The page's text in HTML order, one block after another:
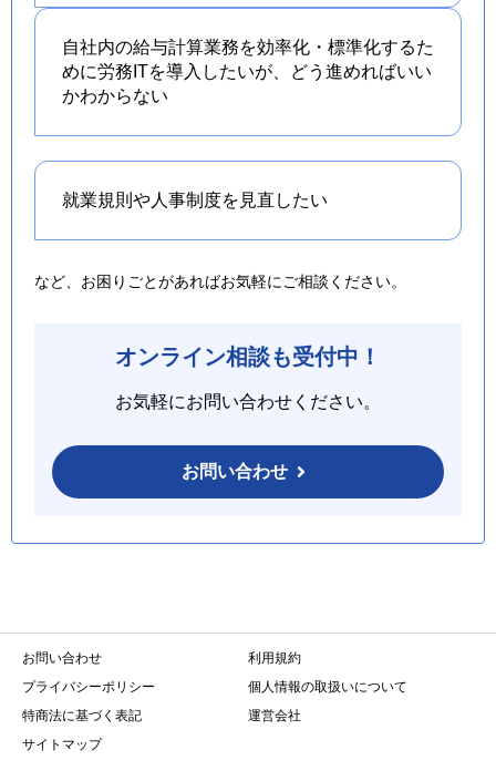
自社内の給与計算業務を効率化・標準化するた
めに労務ITを導入したいが、どう進めればいい
かわからない
就業規則や人事制度を 見直したい
など、お困りごとがあればお気軽にご相談ください。
オンライン相談も受付中！
お気軽にお問い合わせください。
お問い合わせ
お問い合わせ
利用規約
プライバシーポリシー
個人情報の取扱いについて
特商法に基づく表記
運営会社
サイトマップ